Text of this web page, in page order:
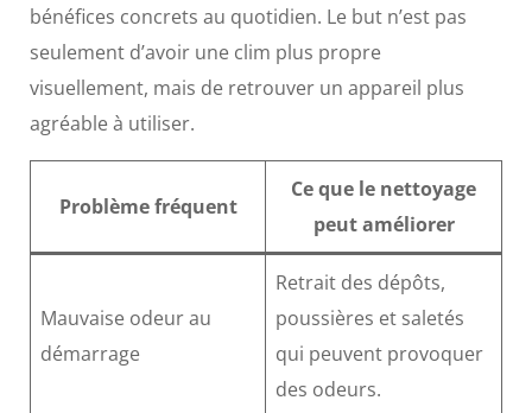
bénéfices concrets au quotidien. Le but n’est pas
seulement d’avoir une clim plus propre
visuellement, mais de retrouver un appareil plus
agréable à utiliser.
Problème fréquent
Ce que le nettoyage
peut améliorer
Mauvaise odeur au
démarrage
Retrait des dépôts,
poussières et saletés
qui peuvent provoquer
des odeurs.